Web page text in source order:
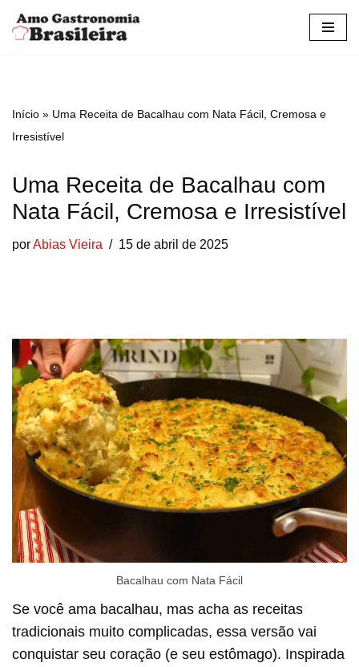
Pular
conteúdo
Início » Uma Receita de Bacalhau com Nata Fácil, Cremosa e
Irresistível
Uma Receita de Bacalhau com
Nata Fácil, Cremosa e Irresistível
porAbias Vieira 15 de abril de 2025
Bacalhau com Nata Fácil
Se você ama bacalhau, mas acha as receitas
tradicionais muito complicadas, essa versão vai
conquistar seu coração (e seu estômago). Inspirada